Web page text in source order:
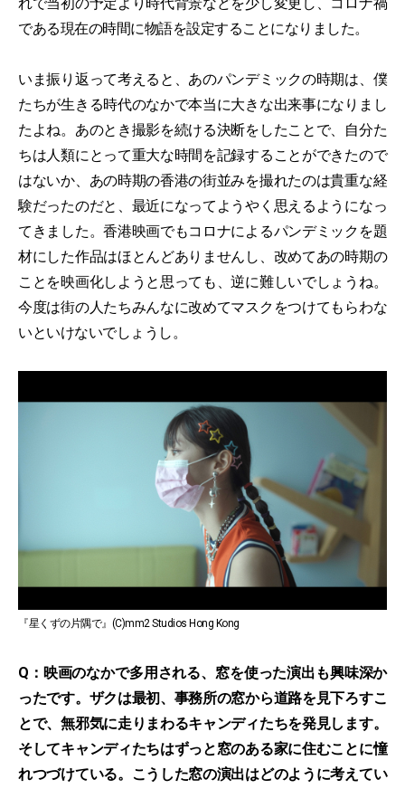
である現在の時間に物語を設定することになりました。
いま振り返って考えると、あのパンデミックの時期は、僕
たちが生きる時代のなかで本当に大きな出来事になりまし
たよね。あのとき撮影を続ける決断をしたことで、自分た
ちは人類にとって重大な時間を記録することができたので
はないか、あの時期の香港の街並みを撮れたのは貴重な経
験だったのだと、最近になってようやく思えるようになっ
てきました。香港映画でもコロナによるパンデミックを題
材にした作品はほとんどありませんし、改めてあの時期の
ことを映画化しようと思っても、逆に難しいでしょうね。
今度は街の人たちみんなに改めてマスクをつけてもらわな
いといけないでしょうし。
『星くずの片隅で』(C)mm2 Studios Hong Kong
Q：映画のなかで多用される、窓を使った演出も興味深か
ったです。ザクは最初、事務所の窓から道路を見下ろすこ
とで、無邪気に走りまわるキャンディたちを発見します。
そしてキャンディたちはずっと窓のある家に住むことに憧
れつづけている。こうした窓の演出はどのように考えてい